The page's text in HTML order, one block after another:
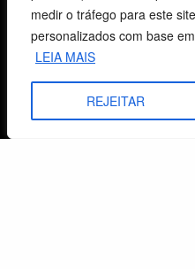
medir o tráfego para este
personalizados com base
LEIA MAIS
REJEITAR
E-mails
vendas@cebi.org.br
comunicacao@cebi.org.br
WhatsApp / Vendas
+55 (51) 99734-4518